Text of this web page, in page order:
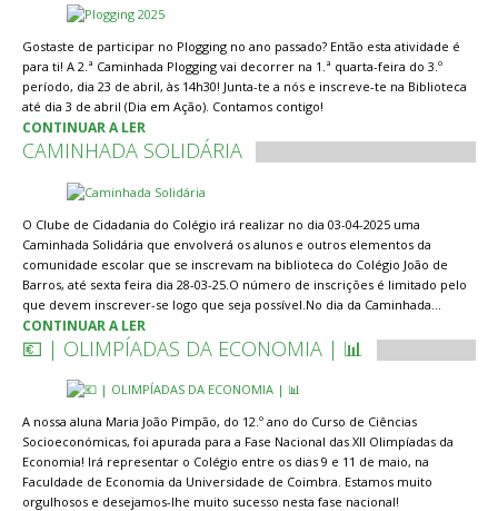
Gostaste de participar no Plogging no ano passado? Então esta atividade é
para ti! A 2.ª Caminhada Plogging vai decorrer na 1.ª quarta-feira do 3.º
período, dia 23 de abril, às 14h30! Junta-te a nós e inscreve-te na Biblioteca
até dia 3 de abril (Dia em Ação). Contamos contigo!
CONTINUAR A LER
CAMINHADA SOLIDÁRIA
O Clube de Cidadania do Colégio irá realizar no dia 03-04-2025 uma
Caminhada Solidária que envolverá os alunos e outros elementos da
comunidade escolar que se inscrevam na biblioteca do Colégio João de
Barros, até sexta feira dia 28-03-25.O número de inscrições é limitado pelo
que devem inscrever-se logo que seja possível.No dia da Caminhada…
CONTINUAR A LER
💶 | OLIMPÍADAS DA ECONOMIA | 📊
A nossa aluna Maria João Pimpão, do 12.º ano do Curso de Ciências
Socioeconómicas, foi apurada para a Fase Nacional das XII Olimpíadas da
Economia! Irá representar o Colégio entre os dias 9 e 11 de maio, na
Faculdade de Economia da Universidade de Coimbra. Estamos muito
orgulhosos e desejamos-lhe muito sucesso nesta fase nacional!